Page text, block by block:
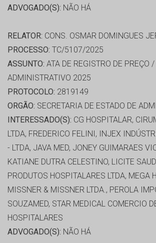
ADVOGADO(S): NÃO HÁ
RELATOR: CONS. OSMAR DOMINGUES
PROCESSO: TC/5107/2025
ASSUNTO: ATA DE REGISTRO DE PREÇO /
ADMINISTRATIVO 2025
PROTOCOLO: 2819149
ORGÃO: SECRETARIA DE ESTADO DE
INTERESSADO(S): CG HOSPITALAR,
LTDA, FREDERICO FELINI, INJEX
- LTDA, JAVA MED, JONEY GUIMARAES
KATIANE DUTRA CELESTINO, LICITE
PRODUTOS HOSPITALARES LTDA, MEGA
MISSNER & MISSNER LTDA., PEROLA
SOUZAMED, STAR MEDICAL COMERCIO
HOSPITALARES
ADVOGADO(S): NÃO HÁ